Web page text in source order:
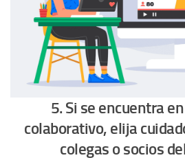
5. Si se encuentra
colaborativo, elija
colegas o socios